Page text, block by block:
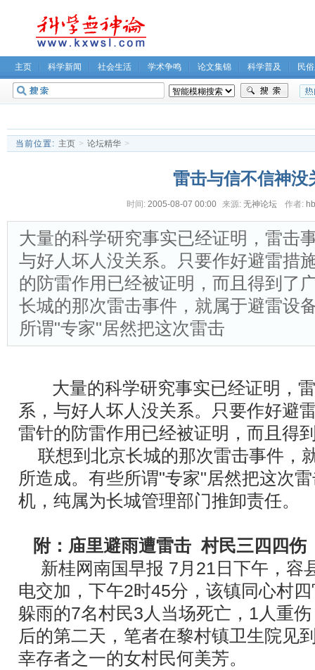
主页 科学新闻 社会生活 学术争鸣 论文集锦 科学普及 民
无神论坛
当前位置: 主页 > 论坛精华 >
雷击与信不信神没
时间: 2005-08-07 00:00 来源: 无神论坛 作者:
大量的科学研究事实已经证明，雷击
与好人坏人没关系。只要作好避雷措
的防雷作用已经被证明，而且得到了
长城的那次雷击事件，就属于避雷设
所谓"专家"居然把这次雷击
大量的科学研究事实已经证明，
系，与好人坏人没关系。只要作好避
雷针的防雷作用已经被证明，而且得
联想到北京长城的那次雷击事件，
所造成。有些所谓"专家"居然把这次
机，纯属为长城管理部门推卸责任。
附：庙里避雨遭雷击 村民三四四伤
新桂网南国早报 7月21日下午，容
电交加，下午2时45分，该镇同心村
躲雨的7名村民3人当场死亡，1人重
后的第二天，笔者在黎村镇卫生院见
幸存者之一的女村民何美芳。